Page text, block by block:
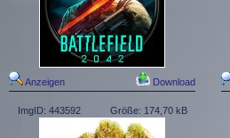
Anzeigen Download
ImgID: 443592 Größe: 174,70 kB